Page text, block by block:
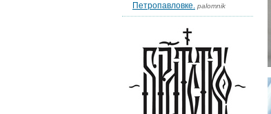
Петропавловке. palomnik